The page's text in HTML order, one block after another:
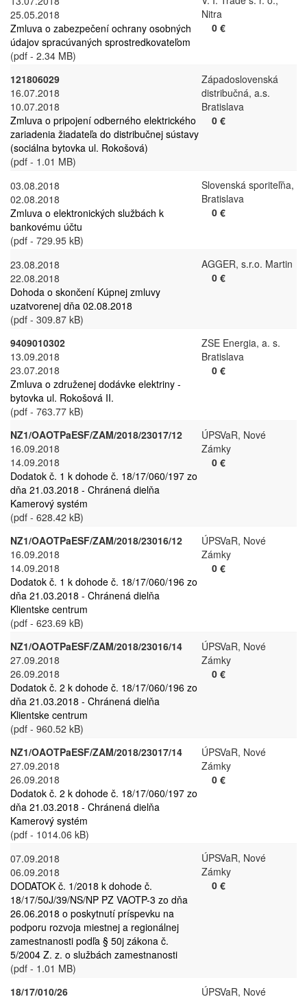
25.05.2018
Zmluva o zabezpečení ochrany osobných
údajov spracúvaných sprostredkovateľom
(pdf - 2.34 MB)
Nitra
0 €
121806029
16.07.2018
10.07.2018
Zmluva o pripojení odberného elektrického
zariadenia žiadateľa do distribučnej sústavy
(sociálna bytovka ul. Rokošová)
(pdf - 1.01 MB)
Západoslovenská
distribučná, a.s.
Bratislava
0 €
03.08.2018
02.08.2018
Zmluva o elektronických službách k
bankovému účtu
(pdf - 729.95 kB)
Slovenská sporiteľňa,
Bratislava
0 €
23.08.2018
22.08.2018
Dohoda o skončení Kúpnej zmluvy
uzatvorenej dňa 02.08.2018
(pdf - 309.87 kB)
AGGER, s.r.o. Martin
0 €
9409010302
13.09.2018
23.07.2018
Zmluva o združenej dodávke elektriny -
bytovka ul. Rokošová II.
(pdf - 763.77 kB)
ZSE Energia, a. s.
Bratislava
0 €
NZ1/OAOTPaESF/ZAM/2018/23017/12
16.09.2018
14.09.2018
Dodatok č. 1 k dohode č. 18/17/060/197 zo
dňa 21.03.2018 - Chránená dielňa
Kamerový systém
(pdf - 628.42 kB)
ÚPSVaR, Nové
Zámky
0 €
NZ1/OAOTPaESF/ZAM/2018/23016/12
16.09.2018
14.09.2018
Dodatok č. 1 k dohode č. 18/17/060/196 zo
dňa 21.03.2018 - Chránená dielňa
Klientske centrum
(pdf - 623.69 kB)
ÚPSVaR, Nové
Zámky
0 €
NZ1/OAOTPaESF/ZAM/2018/23016/14
27.09.2018
26.09.2018
Dodatok č. 2 k dohode č. 18/17/060/196 zo
dňa 21.03.2018 - Chránená dielňa
Klientske centrum
(pdf - 960.52 kB)
ÚPSVaR, Nové
Zámky
0 €
NZ1/OAOTPaESF/ZAM/2018/23017/14
27.09.2018
26.09.2018
Dodatok č. 2 k dohode č. 18/17/060/197 zo
dňa 21.03.2018 - Chránená dielňa
Kamerový systém
(pdf - 1014.06 kB)
ÚPSVaR, Nové
Zámky
0 €
07.09.2018
06.09.2018
DODATOK č. 1/2018 k dohode č.
18/17/50J/39/NS/NP PZ VAOTP-3 zo dňa
26.06.2018 o poskytnutí príspevku na
podporu rozvoja miestnej a regionálnej
zamestnanosti podľa § 50j zákona č.
5/2004 Z. z. o službách zamestnanosti
(pdf - 1.01 MB)
ÚPSVaR, Nové
Zámky
0 €
18/17/010/26
ÚPSVaR, Nové